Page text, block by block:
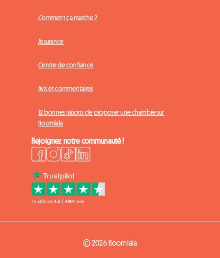
Comment ça marche ?
Assurance
Centre de confiance
Avis et commentaires
12 bonnes raisons de proposer une chambre sur
Roomlala
Rejoignez notre communauté !
© 2026 Roomlala